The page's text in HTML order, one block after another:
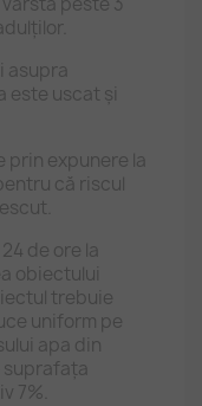
asupra
este uscat și
prin expunere la
că riscul
de ore la
obiectului
trebuie
uniform pe
apa din
suprafața
7%.